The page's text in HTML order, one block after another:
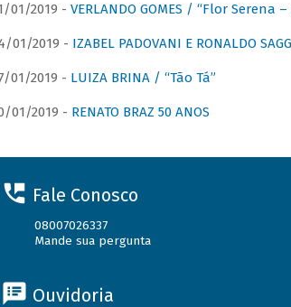
01/2019 - VERLANDO GOMES / “Flor Serena
01/2019 - IZABEL PADOVANI E RONALDO
01/2019 - LUIZA BRINA / “Tão Tá”
01/2019 - RENATO BRAZ 50 ANOS
Fale Conosco
08007026337
Mande sua pergunta
Ouvidoria